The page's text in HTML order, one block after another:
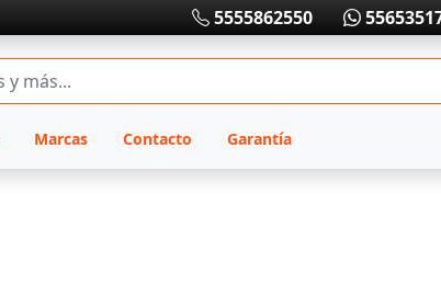
5555862550
Marcas Contacto Garantía